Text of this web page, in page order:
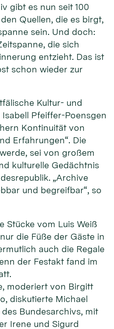
gibt es nun seit 100
Quellen, die es birgt,
sein. Und doch:
die sich
entzieht. Das ist
schon wieder zur
Kultur- und
Pfeiffer-Poensgen
Kontinuität von
Erfahrungen“. Die
sei von großem
kulturelle Gedächtnis
„Archive
und begreifbar“, so
Stücke vom Luis Weiß
die Füße der Gäste in
auch die Regale
der Festakt fand im
moderiert von Birgitt
diskutierte Michael
Bundesarchivs, mit
Irene und Sigurd